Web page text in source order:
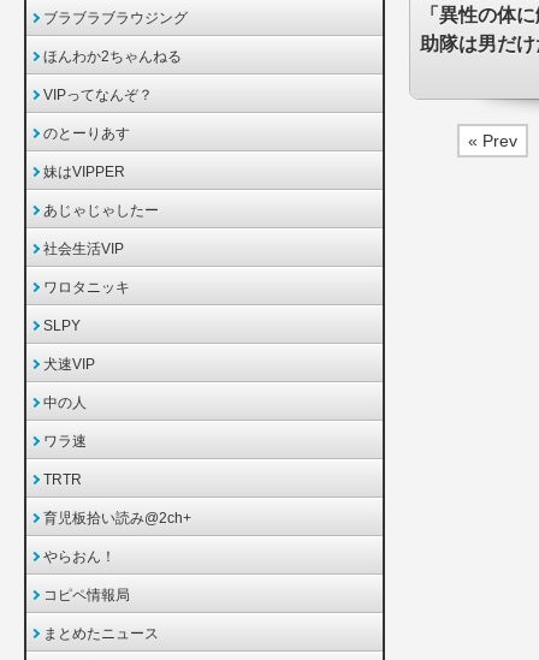
「異性の体
助隊は男だ
« Prev
ブラブラブラウジング
ほんわか2ちゃんねる
VIPってなんぞ？
のとーりあす
妹はVIPPER
あじゃじゃしたー
社会生活VIP
ワロタニッキ
SLPY
犬速VIP
中の人
ワラ速
TRTR
育児板拾い読み@2ch+
やらおん！
コピペ情報局
まとめたニュース